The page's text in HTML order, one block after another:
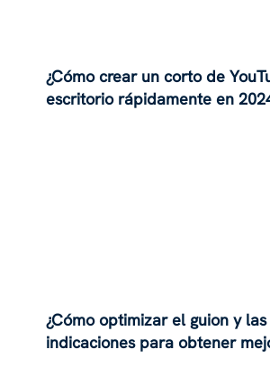
¿Cómo crear un corto de
escritorio rápidamente en
¿Cómo optimizar el guion y las
indicaciones para obtener